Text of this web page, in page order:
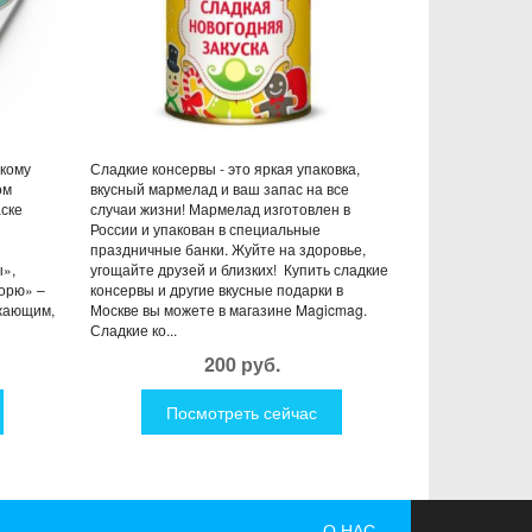
–
Сладкие консервы - это яркая упаковка,
вкусный мармелад и ваш запас на все
случаи жизни! Мармелад изготовлен в
России и упакован в специальные
праздничные банки. Жуйте на здоровье,
угощайте друзей и близких! Купить сладкие
консервы и другие вкусные подарки в
Москве вы можете в магазине Magicmag.
Сладкие ко...
200 руб.
Посмотреть сейчас